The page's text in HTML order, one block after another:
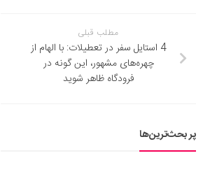
مطلب قبلی
4 استایل سفر در تعطیلات: با الهام از
چهره‌های مشهور، این گونه در
فرودگاه ظاهر شوید
پر بحث‌ترین‌ها